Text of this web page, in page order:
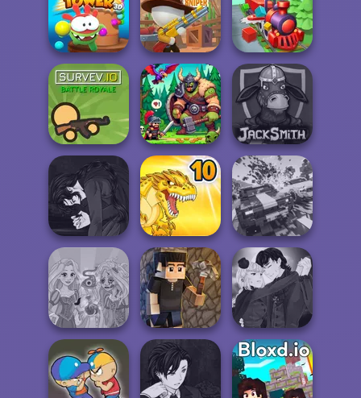
Teeth Runner
Commando
Force 2
Color Fill 3D
Om Nom Tower
3D
Western Sniper Train Miner
Survev.io Dragon Hunter Jacksmith
Manga Creator
Vampire Hunter
P...
Dynamons 10
Carnage Battle
Arena
Rapunzel
Manga Creator
Vampire Hunter